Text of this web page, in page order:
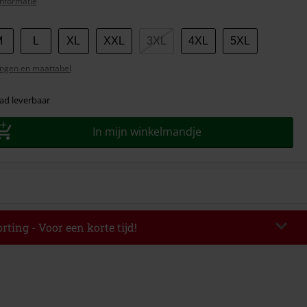
XL XXL 3XL 4XL 5XL
en maattabel
leverbaar
In mijn winkelmandje
- Voor een korte tijd!